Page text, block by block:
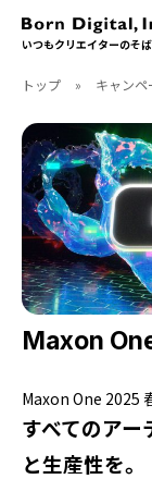
いつもクリエイターのそ
ABOUT
CONTACT
RECRUIT
クリエイターズID
ACCESS
取扱製
ソフトウ
フォン
ハードウ
ソフトウェア
刊行順
ゲーム/
アート/イラ
トップ » キャンペ
Maxon
Maxon One 2025
すべてのア
と生産性を。